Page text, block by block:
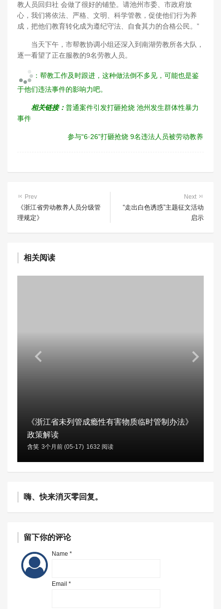
教人员回归社 会做了很好的铺垫。请池州市委、市政府放
心，我们将依法、严格、文明、科学管教，促使他们行为养
成，把他们教育转化成为遵纪守法、自食其力的合格公民。”
当天下午，市帮教协调小组还深入到南湖劳教所各大队，
逐一看望了正在服教的9名劳教人员。
：帮教工作及时跟进，这种做法倒不多见，可能也是鉴
于他们违法事件的影响力吧。
相关链接： 普通案件引发打砸抢烧 池州发生群体性暴力
事件
参与“6·26”打砸抢烧 9名违法人员被劳动教养
Prev
《浙江省劳动教养人员分级管
理规定》
Next
“走出白色诱惑”主题征文活动
启示
相关阅读
《浙江省未列管成瘾性有害物质临时管制办法》
政策解读
含笑 3个月前 (05-17) 1632 阅读
嗨、快来消灭零回复。
留下你的评论
Name *
Email *